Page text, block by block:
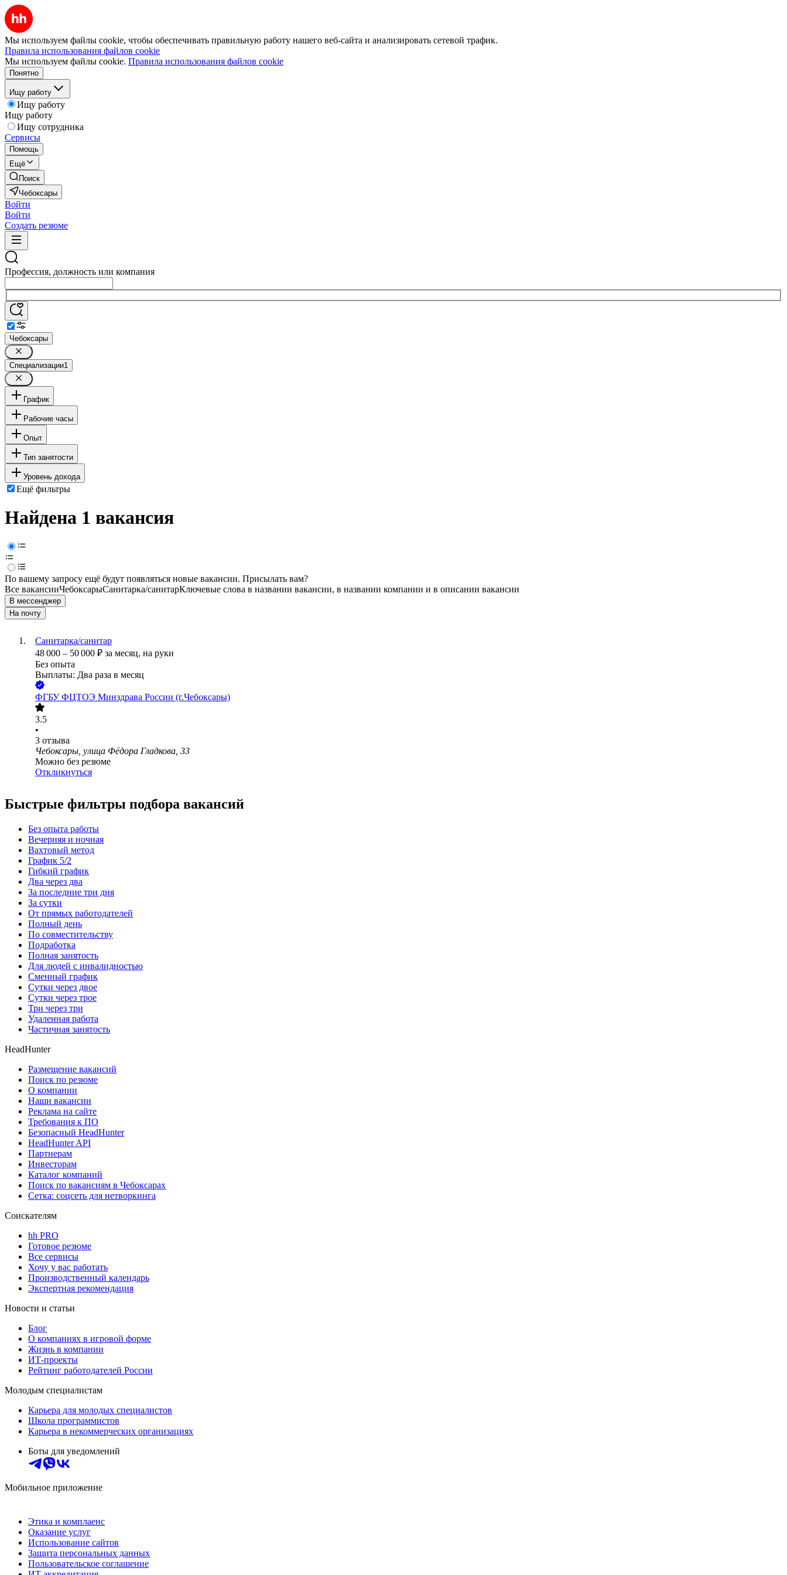
Мы используем файлы cookie, чтобы обеспечивать правильную работу нашего веб-сайта и анализировать сетевой трафик.
Правила использования файлов cookie
Мы используем файлы cookie. Правила использования файлов cookie
Понятно
Ищу работу
Ищу работу
Ищу работу
Ищу сотрудника
Сервисы
Помощь
Ещё
Поиск
Чебоксары
Войти
Войти
Создать резюме
Профессия, должность или компания
Чебоксары
Специализации1
График
Рабочие часы
Опыт
Тип занятости
Уровень дохода
Ещё фильтры
Найдена 1 вакансия
По вашему запросу ещё будут появляться новые вакансии. Присылать вам?
Все вакансииЧебоксарыСанитарка/санитарКлючевые слова в названии вакансии, в названии компании и в описании вакансии
В мессенджер
На почту
Санитарка/санитар
48 000 – 50 000 ₽ за месяц, на руки
Без опыта
Выплаты: Два раза в месяц
ФГБУ ФЦТОЭ Минздрава России (г.Чебоксары)
3.5
•
3 отзыва
Чебоксары, улица Фёдора Гладкова, 33
Можно без резюме
Откликнуться
Быстрые фильтры подбора вакансий
Без опыта работы
Вечерняя и ночная
Вахтовый метод
График 5/2
Гибкий график
Два через два
За последние три дня
За сутки
От прямых работодателей
Полный день
По совместительству
Подработка
Полная занятость
Для людей с инвалидностью
Сменный график
Сутки через двое
Сутки через трое
Три через три
Удаленная работа
Частичная занятость
HeadHunter
Размещение вакансий
Поиск по резюме
О компании
Наши вакансии
Реклама на сайте
Требования к ПО
Безопасный HeadHunter
HeadHunter API
Партнерам
Инвесторам
Каталог компаний
Поиск по вакансиям в Чебоксарах
Сетка: соцсеть для нетворкинга
Соискателям
hh PRO
Готовое резюме
Все сервисы
Хочу у вас работать
Производственный календарь
Экспертная рекомендация
Новости и статьи
Блог
О компаниях в игровой форме
Жизнь в компании
ИТ-проекты
Рейтинг работодателей России
Молодым специалистам
Карьера для молодых специалистов
Школа программистов
Карьера в некоммерческих организациях
Боты для уведомлений
Мобильное приложение
Этика и комплаенс
Оказание услуг
Использование сайтов
Защита персональных данных
Пользовательское соглашение